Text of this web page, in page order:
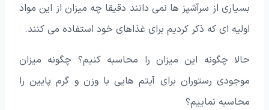
بسیاری از سرآشپز ها نمی دانند دقیقا چه میزان از این مواد
اولیه ای که ذکر کردیم برای غذاهای خود استفاده می کنند.
حالا چگونه این میزان را محاسبه کنیم؟ چگونه میزان
موجودی رستوران برای آیتم هایی با وزن و گرم پایین را
محاسبه نماییم؟